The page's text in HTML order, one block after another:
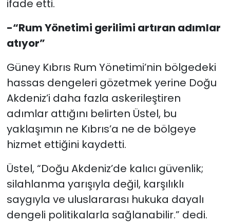
ifade etti.
-“Rum Yönetimi gerilimi artıran adımlar
atıyor”
Güney Kıbrıs Rum Yönetimi’nin bölgedeki
hassas dengeleri gözetmek yerine Doğu
Akdeniz’i daha fazla askerileştiren
adımlar attığını belirten Üstel, bu
yaklaşımın ne Kıbrıs’a ne de bölgeye
hizmet ettiğini kaydetti.
Üstel, “Doğu Akdeniz’de kalıcı güvenlik;
silahlanma yarışıyla değil, karşılıklı
saygıyla ve uluslararası hukuka dayalı
dengeli politikalarla sağlanabilir.” dedi.